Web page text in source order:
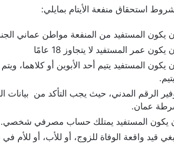
استحقاق منفعة الأيتام بمايلي:
يكون المستفيد من المنفعة مواطن عماني
يكون عمر المستفيد لا يتجاوز 18 عامًا
يكون المستفيد يتيم أحد الأبوين أو كلاهما،
الرقم المدني، حيث يجب التأكد من
عمان.
يكون المستفيد يمتلك حساب مصرفي شخصي.
قيد واقعة الوفاة للزوج، أو للأب، أو للأم